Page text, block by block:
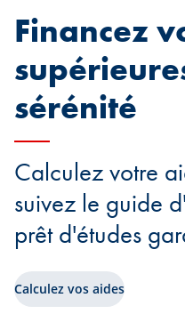
Financez
sérénité
Calculez votre
suivez le guide
prêt d'études
Calculez vos aides